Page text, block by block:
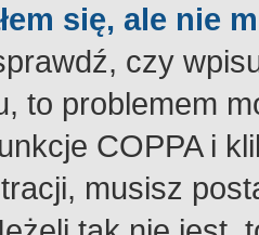
się, ale nie
czy
to problemem
COPPA i
musisz